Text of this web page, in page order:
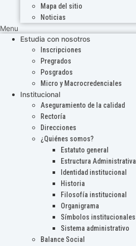
Mapa del sitio
Noticias
Menu
Estudia con nosotros
Inscripciones
Pregrados
Posgrados
Micro y Macrocredenciales
Institucional
Aseguramiento de la calidad
Rectoría
Direcciones
¿Quiénes somos?
Estatuto general
Estructura Administrativa
Identidad institucional
Historia
Filosofía institucional
Organigrama
Símbolos institucionales
Sistema administrativo
Balance Social